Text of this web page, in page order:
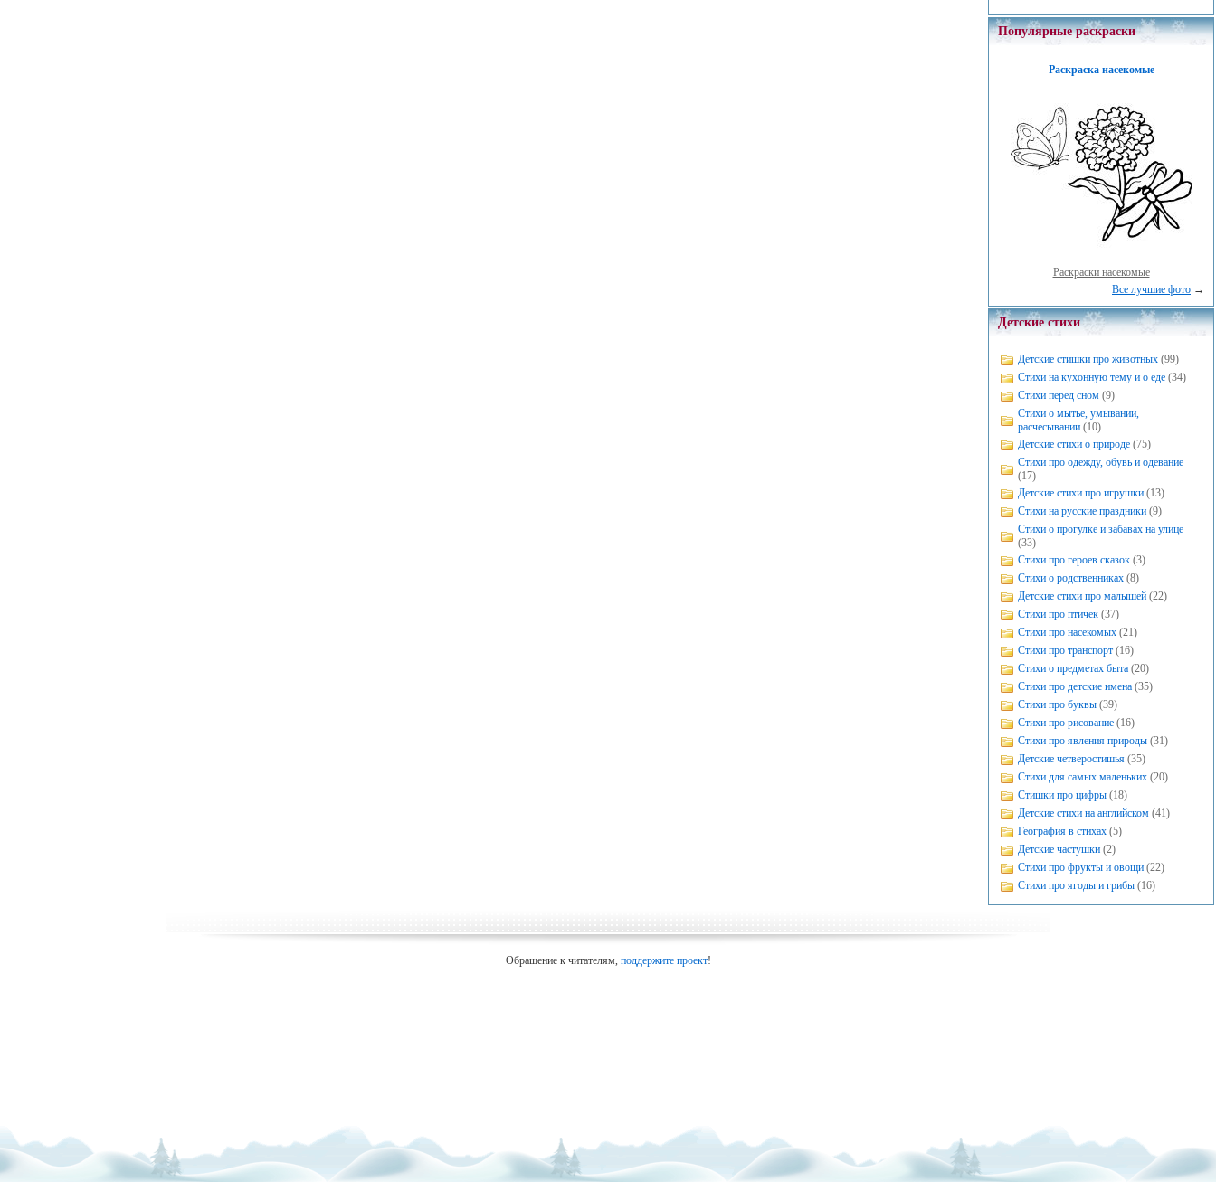
Популярные раскраски
Раскраска насекомые
Раскраски насекомые
Все лучшие фото →
Детские стихи
Детские стишки про животных (99)
Стихи на кухонную тему и о еде (34)
Стихи перед сном (9)
Стихи о мытье, умывании,
расчесывании (10)
Детские стихи о природе (75)
Стихи про одежду, обувь и одевание
(17)
Детские стихи про игрушки (13)
Стихи на русские праздники (9)
Стихи о прогулке и забавах на улице
(33)
Стихи про героев сказок (3)
Стихи о родственниках (8)
Детские стихи про малышей (22)
Стихи про птичек (37)
Стихи про насекомых (21)
Стихи про транспорт (16)
Стихи о предметах быта (20)
Стихи про детские имена (35)
Стихи про буквы (39)
Стихи про рисование (16)
Стихи про явления природы (31)
Детские четверостишья (35)
Стихи для самых маленьких (20)
Стишки про цифры (18)
Детские стихи на английском (41)
География в стихах (5)
Детские частушки (2)
Стихи про фрукты и овощи (22)
Стихи про ягоды и грибы (16)
Обращение к читателям, поддержите проект!